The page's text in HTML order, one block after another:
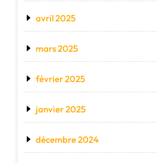
avril 2025
mars 2025
février 2025
janvier 2025
décembre 2024